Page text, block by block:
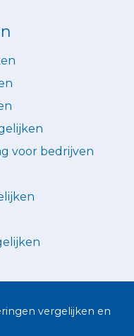
voor bedrijven
vergelijken en